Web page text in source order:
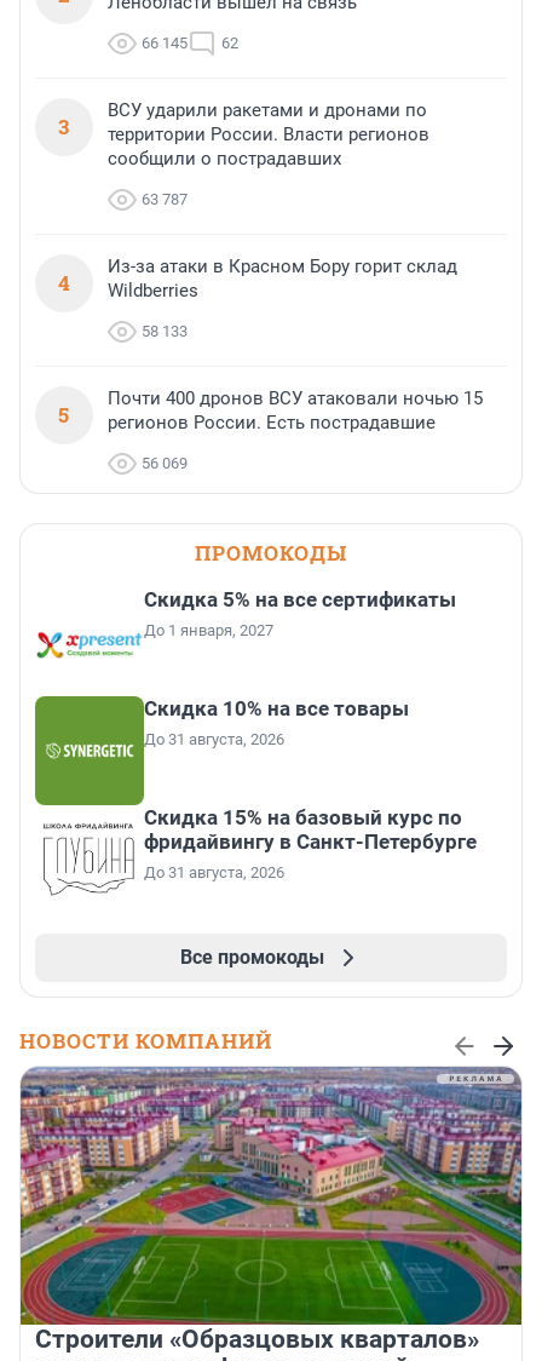
66 145 62
3
ВСУ ударили ракетами и дронами по
территории России. Власти регионов
сообщили о пострадавших
63 787
4
Из-за атаки в Красном Бору горит склад
Wildberries
58 133
5
Почти 400 дронов ВСУ атаковали ночью 15
регионов России. Есть пострадавшие
56 069
ПРОМОКОДЫ
Скидка 5% на все сертификаты
До 1 января, 2027
Скидка 10% на все товары
До 31 августа, 2026
Скидка 15% на базовый курс по
фридайвингу в Санкт-Петербурге
До 31 августа, 2026
Все промокоды
НОВОСТИ КОМПАНИЙ
Строители «Образцовых кварталов»